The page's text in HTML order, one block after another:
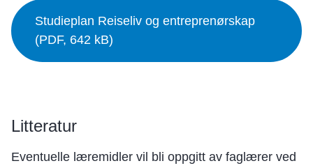
Studieplan Reiseliv og entreprenørskap
(PDF, 642 kB)
Litteratur
Eventuelle læremidler vil bli oppgitt av faglærer ved